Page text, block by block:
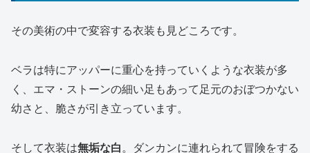
その美術の中で変容する衣装も見どころです。
ベラは特にアッパーに重心を持っていくような衣装が多
く、エマ・ストーンの細い足もあって足元のおぼつかない
幼さと、脆さが引き立っています。
そして衣装は無垢な白 。ダンカンに連れられて冒険をする